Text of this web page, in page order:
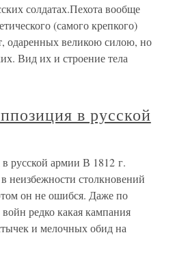
солдатах.Пехота вообще
(самого крепкого)
одаренных великою силою, но
Вид их и строение тела
в русской
русской армии В 1812 г.
неизбежности столкновений
он не ошибся. Даже по
редко какая кампания
и мелочных обид на